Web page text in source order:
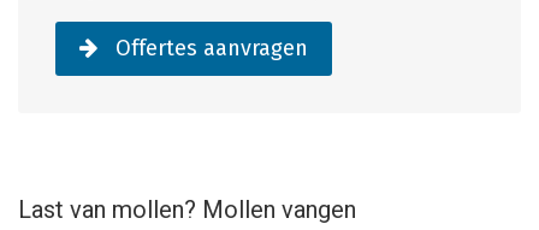
Offertes aanvragen
Last van mollen? Mollen vangen